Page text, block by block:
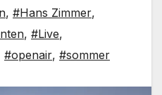
, #Hans Zimmer,
, #Live,
#openair, #sommer